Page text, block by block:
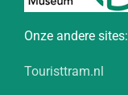
Onze andere sites:
Touristtram.nl